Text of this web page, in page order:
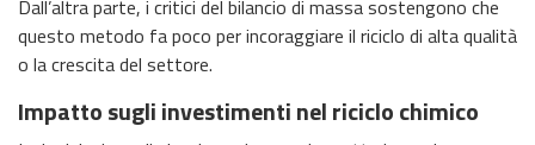
Dall’altra parte, i critici del bilancio di massa sostengono che
questo metodo fa poco per incoraggiare il riciclo di alta qualità
o la crescita del settore.
Impatto sugli investimenti nel riciclo chimico